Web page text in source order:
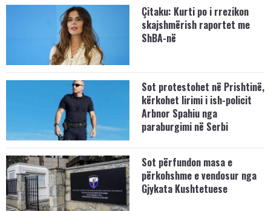
Çitaku: Kurti po i rrezikon
skajshmërish raportet me
ShBA-në
Sot protestohet në Prishtinë,
kërkohet lirimi i ish-policit
Arbnor Spahiu nga
paraburgimi në Serbi
Sot përfundon masa e
përkohshme e vendosur nga
Gjykata Kushtetuese